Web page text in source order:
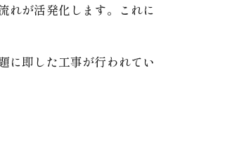
れが活発化します。これに
に即した工事が行われてい